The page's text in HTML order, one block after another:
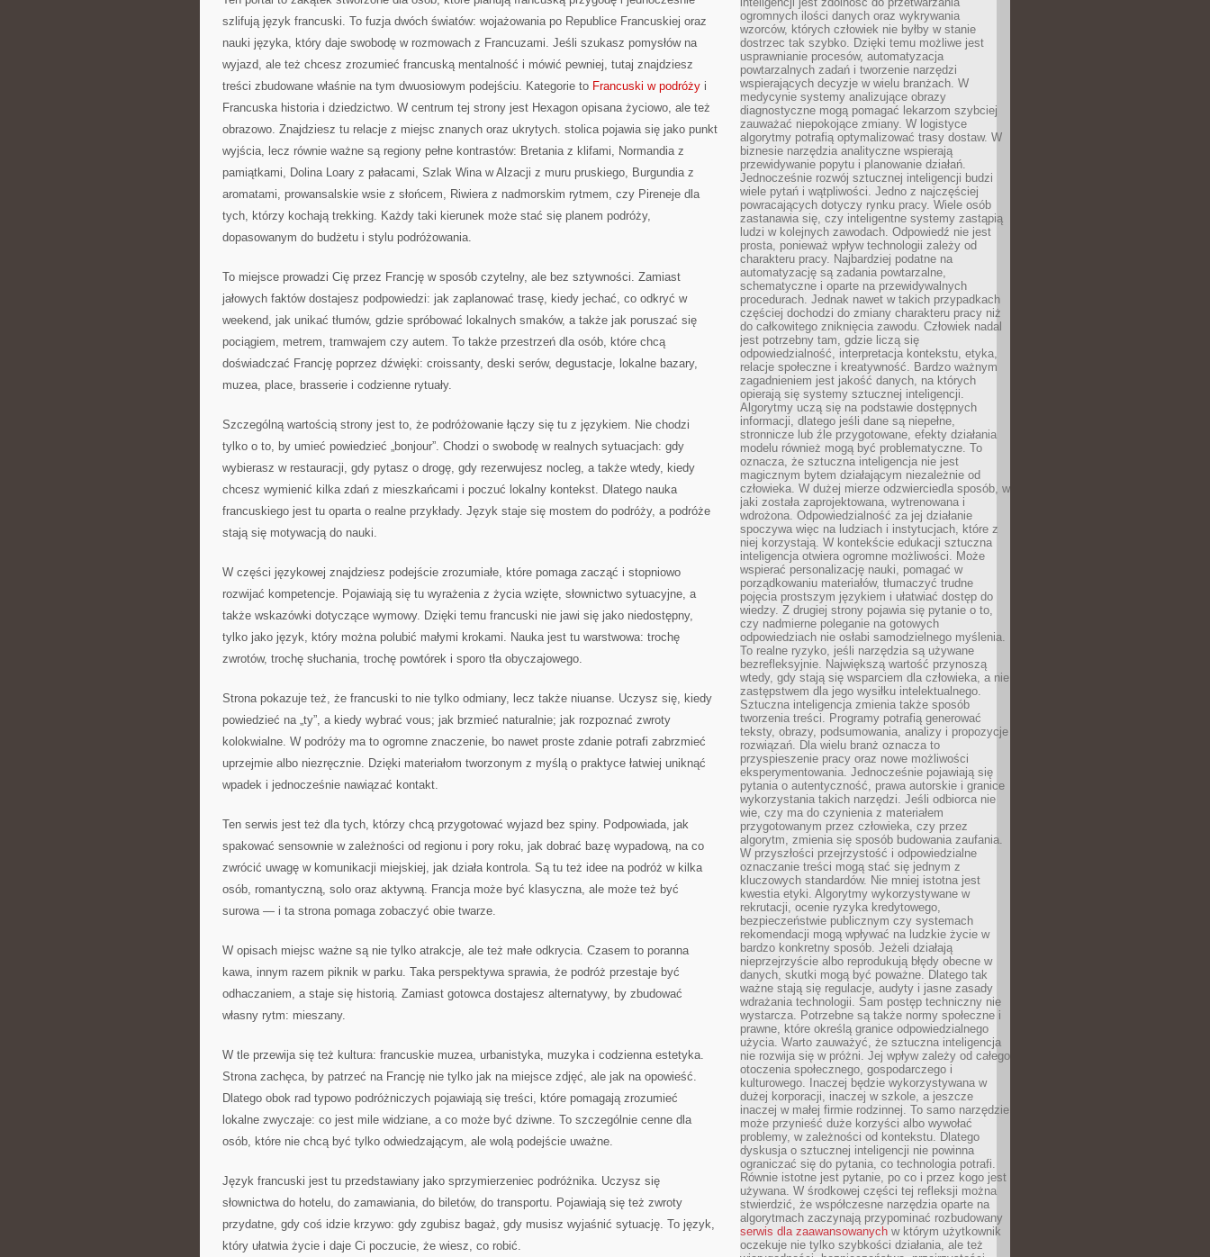
szlifują język francuski. To fuzja dwóch światów: wojażowania po Republice Francuskiej oraz
nauki języka, który daje swobodę w rozmowach z Francuzami. Jeśli szukasz pomysłów na
wyjazd, ale też chcesz zrozumieć francuską mentalność i mówić pewniej, tutaj znajdziesz
treści zbudowane właśnie na tym dwuosiowym podejściu. Kategorie to Francuski w podróży i
Francuska historia i dziedzictwo. W centrum tej strony jest Hexagon opisana życiowo, ale też
obrazowo. Znajdziesz tu relacje z miejsc znanych oraz ukrytych. stolica pojawia się jako punkt
wyjścia, lecz równie ważne są regiony pełne kontrastów: Bretania z klifami, Normandia z
pamiątkami, Dolina Loary z pałacami, Szlak Wina w Alzacji z muru pruskiego, Burgundia z
aromatami, prowansalskie wsie z słońcem, Riwiera z nadmorskim rytmem, czy Pireneje dla
tych, którzy kochają trekking. Każdy taki kierunek może stać się planem podróży,
dopasowanym do budżetu i stylu podróżowania.
To miejsce prowadzi Cię przez Francję w sposób czytelny, ale bez sztywności. Zamiast
jałowych faktów dostajesz podpowiedzi: jak zaplanować trasę, kiedy jechać, co odkryć w
weekend, jak unikać tłumów, gdzie spróbować lokalnych smaków, a także jak poruszać się
pociągiem, metrem, tramwajem czy autem. To także przestrzeń dla osób, które chcą
doświadczać Francję poprzez dźwięki: croissanty, deski serów, degustacje, lokalne bazary,
muzea, place, brasserie i codzienne rytuały.
Szczególną wartością strony jest to, że podróżowanie łączy się tu z językiem. Nie chodzi
tylko o to, by umieć powiedzieć „bonjour”. Chodzi o swobodę w realnych sytuacjach: gdy
wybierasz w restauracji, gdy pytasz o drogę, gdy rezerwujesz nocleg, a także wtedy, kiedy
chcesz wymienić kilka zdań z mieszkańcami i poczuć lokalny kontekst. Dlatego nauka
francuskiego jest tu oparta o realne przykłady. Język staje się mostem do podróży, a podróże
stają się motywacją do nauki.
W części językowej znajdziesz podejście zrozumiałe, które pomaga zacząć i stopniowo
rozwijać kompetencje. Pojawiają się tu wyrażenia z życia wzięte, słownictwo sytuacyjne, a
także wskazówki dotyczące wymowy. Dzięki temu francuski nie jawi się jako niedostępny,
tylko jako język, który można polubić małymi krokami. Nauka jest tu warstwowa: trochę
zwrotów, trochę słuchania, trochę powtórek i sporo tła obyczajowego.
Strona pokazuje też, że francuski to nie tylko odmiany, lecz także niuanse. Uczysz się, kiedy
powiedzieć na „ty”, a kiedy wybrać vous; jak brzmieć naturalnie; jak rozpoznać zwroty
kolokwialne. W podróży ma to ogromne znaczenie, bo nawet proste zdanie potrafi zabrzmieć
uprzejmie albo niezręcznie. Dzięki materiałom tworzonym z myślą o praktyce łatwiej uniknąć
wpadek i jednocześnie nawiązać kontakt.
Ten serwis jest też dla tych, którzy chcą przygotować wyjazd bez spiny. Podpowiada, jak
spakować sensownie w zależności od regionu i pory roku, jak dobrać bazę wypadową, na co
zwrócić uwagę w komunikacji miejskiej, jak działa kontrola. Są tu też idee na podróż w kilka
osób, romantyczną, solo oraz aktywną. Francja może być klasyczna, ale może też być
surowa — i ta strona pomaga zobaczyć obie twarze.
W opisach miejsc ważne są nie tylko atrakcje, ale też małe odkrycia. Czasem to poranna
kawa, innym razem piknik w parku. Taka perspektywa sprawia, że podróż przestaje być
odhaczaniem, a staje się historią. Zamiast gotowca dostajesz alternatywy, by zbudować
własny rytm: mieszany.
W tle przewija się też kultura: francuskie muzea, urbanistyka, muzyka i codzienna estetyka.
Strona zachęca, by patrzeć na Francję nie tylko jak na miejsce zdjęć, ale jak na opowieść.
Dlatego obok rad typowo podróżniczych pojawiają się treści, które pomagają zrozumieć
lokalne zwyczaje: co jest mile widziane, a co może być dziwne. To szczególnie cenne dla
osób, które nie chcą być tylko odwiedzającym, ale wolą podejście uważne.
Język francuski jest tu przedstawiany jako sprzymierzeniec podróżnika. Uczysz się
słownictwa do hotelu, do zamawiania, do biletów, do transportu. Pojawiają się też zwroty
przydatne, gdy coś idzie krzywo: gdy zgubisz bagaż, gdy musisz wyjaśnić sytuację. To język,
który ułatwia życie i daje Ci poczucie, że wiesz, co robić.
ogromnych ilości danych oraz wykrywania
wzorców, których człowiek nie byłby w stanie
dostrzec tak szybko. Dzięki temu możliwe jest
usprawnianie procesów, automatyzacja
powtarzalnych zadań i tworzenie narzędzi
wspierających decyzje w wielu branżach. W
medycynie systemy analizujące obrazy
diagnostyczne mogą pomagać lekarzom szybciej
zauważać niepokojące zmiany. W logistyce
algorytmy potrafią optymalizować trasy dostaw. W
biznesie narzędzia analityczne wspierają
przewidywanie popytu i planowanie działań.
Jednocześnie rozwój sztucznej inteligencji budzi
wiele pytań i wątpliwości. Jedno z najczęściej
powracających dotyczy rynku pracy. Wiele osób
zastanawia się, czy inteligentne systemy zastąpią
ludzi w kolejnych zawodach. Odpowiedź nie jest
prosta, ponieważ wpływ technologii zależy od
charakteru pracy. Najbardziej podatne na
automatyzację są zadania powtarzalne,
schematyczne i oparte na przewidywalnych
procedurach. Jednak nawet w takich przypadkach
częściej dochodzi do zmiany charakteru pracy niż
do całkowitego zniknięcia zawodu. Człowiek nadal
jest potrzebny tam, gdzie liczą się
odpowiedzialność, interpretacja kontekstu, etyka,
relacje społeczne i kreatywność. Bardzo ważnym
zagadnieniem jest jakość danych, na których
opierają się systemy sztucznej inteligencji.
Algorytmy uczą się na podstawie dostępnych
informacji, dlatego jeśli dane są niepełne,
stronnicze lub źle przygotowane, efekty działania
modelu również mogą być problematyczne. To
oznacza, że sztuczna inteligencja nie jest
magicznym bytem działającym niezależnie od
człowieka. W dużej mierze odzwierciedla sposób, w
jaki została zaprojektowana, wytrenowana i
wdrożona. Odpowiedzialność za jej działanie
spoczywa więc na ludziach i instytucjach, które z
niej korzystają. W kontekście edukacji sztuczna
inteligencja otwiera ogromne możliwości. Może
wspierać personalizację nauki, pomagać w
porządkowaniu materiałów, tłumaczyć trudne
pojęcia prostszym językiem i ułatwiać dostęp do
wiedzy. Z drugiej strony pojawia się pytanie o to,
czy nadmierne poleganie na gotowych
odpowiedziach nie osłabi samodzielnego myślenia.
To realne ryzyko, jeśli narzędzia są używane
bezrefleksyjnie. Największą wartość przynoszą
wtedy, gdy stają się wsparciem dla człowieka, a nie
zastępstwem dla jego wysiłku intelektualnego.
Sztuczna inteligencja zmienia także sposób
tworzenia treści. Programy potrafią generować
teksty, obrazy, podsumowania, analizy i propozycje
rozwiązań. Dla wielu branż oznacza to
przyspieszenie pracy oraz nowe możliwości
eksperymentowania. Jednocześnie pojawiają się
pytania o autentyczność, prawa autorskie i granice
wykorzystania takich narzędzi. Jeśli odbiorca nie
wie, czy ma do czynienia z materiałem
przygotowanym przez człowieka, czy przez
algorytm, zmienia się sposób budowania zaufania.
W przyszłości przejrzystość i odpowiedzialne
oznaczanie treści mogą stać się jednym z
kluczowych standardów. Nie mniej istotna jest
kwestia etyki. Algorytmy wykorzystywane w
rekrutacji, ocenie ryzyka kredytowego,
bezpieczeństwie publicznym czy systemach
rekomendacji mogą wpływać na ludzkie życie w
bardzo konkretny sposób. Jeżeli działają
nieprzejrzyście albo reprodukują błędy obecne w
danych, skutki mogą być poważne. Dlatego tak
ważne stają się regulacje, audyty i jasne zasady
wdrażania technologii. Sam postęp techniczny nie
wystarcza. Potrzebne są także normy społeczne i
prawne, które określą granice odpowiedzialnego
użycia. Warto zauważyć, że sztuczna inteligencja
nie rozwija się w próżni. Jej wpływ zależy od całego
otoczenia społecznego, gospodarczego i
kulturowego. Inaczej będzie wykorzystywana w
dużej korporacji, inaczej w szkole, a jeszcze
inaczej w małej firmie rodzinnej. To samo narzędzie
może przynieść duże korzyści albo wywołać
problemy, w zależności od kontekstu. Dlatego
dyskusja o sztucznej inteligencji nie powinna
ograniczać się do pytania, co technologia potrafi.
Równie istotne jest pytanie, po co i przez kogo jest
używana. W środkowej części tej refleksji można
stwierdzić, że współczesne narzędzia oparte na
algorytmach zaczynają przypominać rozbudowany
serwis dla zaawansowanych w którym użytkownik
oczekuje nie tylko szybkości działania, ale też